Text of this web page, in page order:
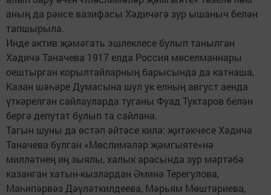
аның да рәисе вазифасы Хәдичәгә зур ышаныч белән
тапшырыла.
Инде актив җәмәгать эшлеклесе булып танылган
Хәдичә Таначева 1917 елда Россия мөселманнары
оештырган корылтайларның барысында да катнаша,
Казан шәһәре Думасына шул ук елның август аенда
үткәрелгән сайлауларда туганы Фуад Туктаров белән
бергә депутат булып та сайлана.
Тагын шуны да өстәп әйтәсе килә: җитәкчесе Хәдичә
Таначева булган «Мөслимәләр җәмгыяте»нә
милләтнең иң зыялы, халык арасында зур мәртәбә
казанган хатын-кызлардан Әминә Терегулова,
Маһипәрвәз Дәүләткилдеева, Мәрьям Мөштәриева,